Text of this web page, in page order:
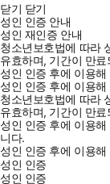
닫기 닫기
성인 인증 안내
성인 재인증 안내
청소년보호법에 따라
유효하며, 기간이 만
성인 인증 후에 이용
성인 인증 후에 이용해
청소년보호법에 따라
유효하며, 기간이 만
성인 인증 후에 이용
니다.
성인 인증 후에 이용해
성인 인증
성인 인증